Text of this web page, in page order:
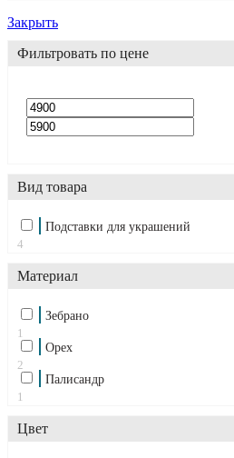
Закрыть
Фильтровать по цене
Вид товара
Подставки для украшений
4
Материал
Зебрано
1
Орех
2
Палисандр
1
Цвет